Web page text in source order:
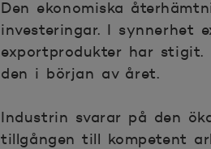
Den ekonomiska
investeringar. I synnerhet
exportprodukter har
den i början av året.
Industrin svarar på den
tillgången till kompetent